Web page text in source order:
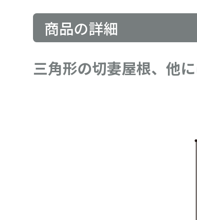
商品の詳細
三角形の切妻屋根、他